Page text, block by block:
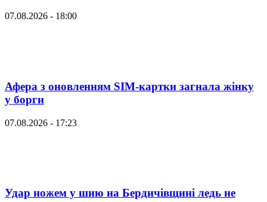
07.08.2026 - 18:00
Афера з оновленням SIM-картки загнала жінку
у борги
07.08.2026 - 17:23
Удар ножем у шию на Бердичівщині ледь не